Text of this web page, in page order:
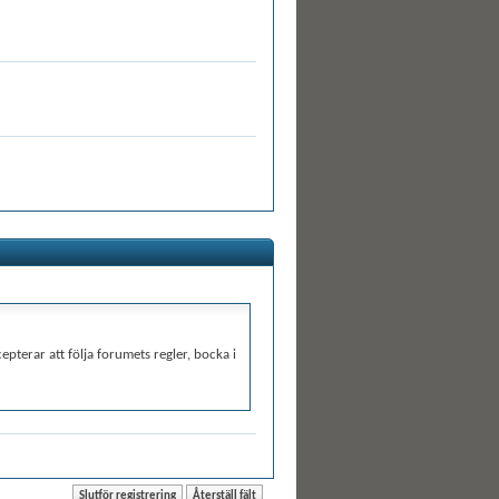
att följa forumets regler, bocka i
eller vBulletin Solutions, Inc.
orienterade, uttrycker hat eller hot